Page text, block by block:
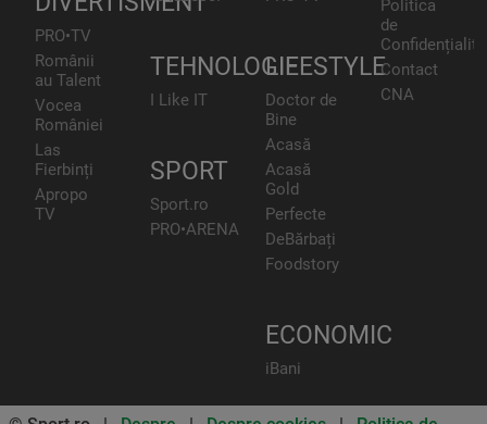
PRO•TV
Românii
au Talent
Vocea
României
Las
Fierbinți
Apropo
TV
TEHNOLOGIE
I Like IT
SPORT
Sport.ro
PRO•ARENA
LIFESTYLE
Doctor de
Bine
Acasă
Acasă
Gold
Perfecte
DeBărbați
Foodstory
ECONOMIC
iBani
Politica
de
Contact
CNA